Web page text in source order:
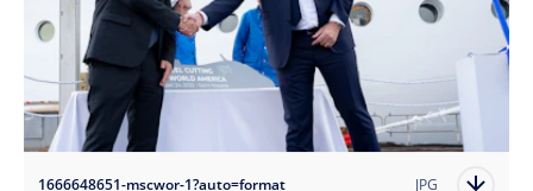
1666648651-mscwor-1?auto=format JPG